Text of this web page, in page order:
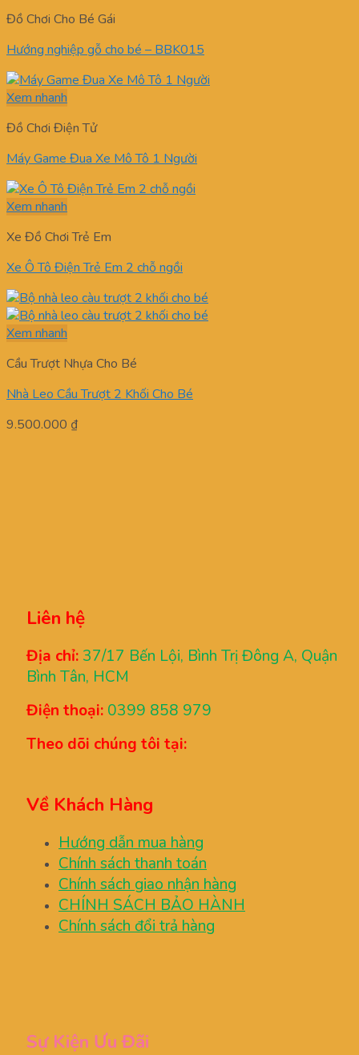
Đồ Chơi Cho Bé Gái
Hướng nghiệp gỗ cho bé – BBK015
Xem nhanh
Đồ Chơi Điện Tử
Máy Game Đua Xe Mô Tô 1 Người
Xem nhanh
Xe Đồ Chơi Trẻ Em
Xe Ô Tô Điện Trẻ Em 2 chỗ ngồi
Xem nhanh
Cầu Trượt Nhựa Cho Bé
Nhà Leo Cầu Trượt 2 Khối Cho Bé
9.500.000 ₫
Liên hệ
Địa chỉ: 37/17 Bến Lội, Bình Trị Đông A, Quận
Bình Tân, HCM
Điện thoại: 0399 858 979
Theo dõi chúng tôi tại:
Về Khách Hàng
Hướng dẫn mua hàng
Chính sách thanh toán
Chính sách giao nhận hàng
CHÍNH SÁCH BẢO HÀNH
Chính sách đổi trả hàng
Sự Kiện Ưu Đãi